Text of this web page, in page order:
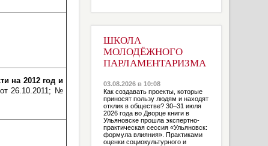
на 2012 год и
26.10.2011; №
ШКОЛА
МОЛОДЁЖНОГО
ПАРЛАМЕНТАРИЗМА
03.08.2026 в 10:08
Как создавать проекты, которые
приносят пользу людям и находят
отклик в обществе? 30–31 июля
2026 года во Дворце книги в
Ульяновске прошла экспертно-
практическая сессия «Ульяновск:
формула влияния». Практиками
оценки социокультурного и